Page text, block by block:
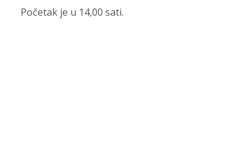
Početak je u 14,00 sati.